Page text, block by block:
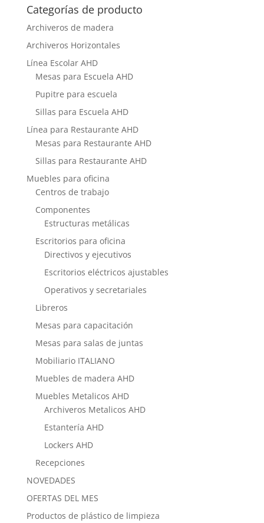
Categorías de producto
Archiveros de madera
Archiveros Horizontales
Línea Escolar AHD
Mesas para Escuela AHD
Pupitre para escuela
Sillas para Escuela AHD
Línea para Restaurante AHD
Mesas para Restaurante AHD
Sillas para Restaurante AHD
Muebles para oficina
Centros de trabajo
Componentes
Estructuras metálicas
Escritorios para oficina
Directivos y ejecutivos
Escritorios eléctricos ajustables
Operativos y secretariales
Libreros
Mesas para capacitación
Mesas para salas de juntas
Mobiliario ITALIANO
Muebles de madera AHD
Muebles Metalicos AHD
Archiveros Metalicos AHD
Estantería AHD
Lockers AHD
Recepciones
NOVEDADES
OFERTAS DEL MES
Productos de plástico de limpieza